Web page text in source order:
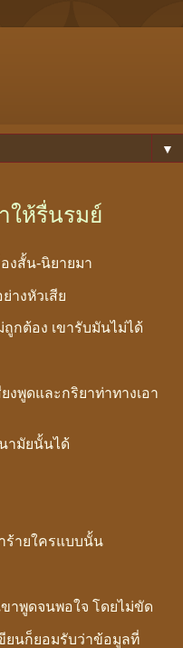
▼
ให้รื่นรมย์
งสั้น-นิยายมา
างหัวเสีย
ถูกต้อง เขารับมันไม่ได้
งพูดและกริยาท่าทางเอา
ามัยนั้นได้
ร้ายใครแบบนั้น
าพูดจนพอใจ โดยไม่ขัด
ยนก็ยอมรับว่าข้อมูลที่